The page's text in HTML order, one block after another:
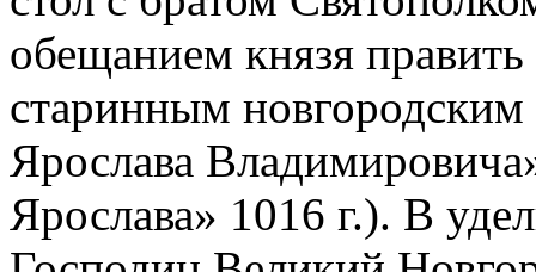
обещанием князя
старинным новгородским
Ярослава
Ярослава» 1016 г.). В